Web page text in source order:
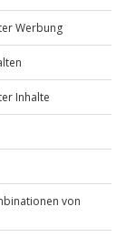
große
von
am
richten sich